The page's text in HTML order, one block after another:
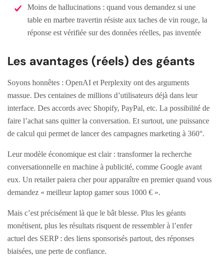
Moins de hallucinations : quand vous demandez si une
table en marbre travertin résiste aux taches de vin rouge, la
réponse est vérifiée sur des données réelles, pas inventée
Les avantages (réels) des géants
Soyons honnêtes : OpenAI et Perplexity ont des arguments
massue. Des centaines de millions d’utilisateurs déjà dans leur
interface. Des accords avec Shopify, PayPal, etc. La possibilité de
faire l’achat sans quitter la conversation. Et surtout, une puissance
de calcul qui permet de lancer des campagnes marketing à 360°.
Leur modèle économique est clair : transformer la recherche
conversationnelle en machine à publicité, comme Google avant
eux. Un retailer paiera cher pour apparaître en premier quand vous
demandez « meilleur laptop gamer sous 1000 € ».
Mais c’est précisément là que le bât blesse. Plus les géants
monétisent, plus les résultats risquent de ressembler à l’enfer
actuel des SERP : des liens sponsorisés partout, des réponses
biaisées, une perte de confiance.